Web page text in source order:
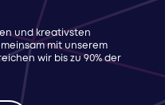
und kreativsten
mit unserem
wir bis zu 90% der